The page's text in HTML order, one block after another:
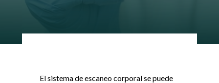
El sistema de escaneo corporal se puede